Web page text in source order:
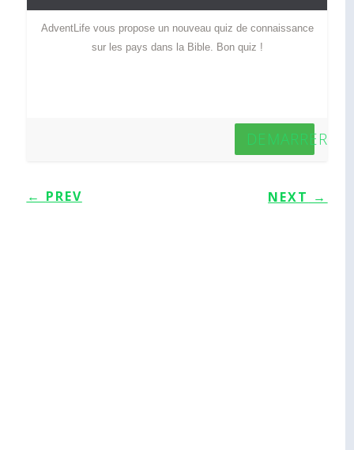
AdventLife vous propose un nouveau quiz de connaissance
sur les pays dans la Bible. Bon quiz !
DEMARRER
← PREV NEXT →